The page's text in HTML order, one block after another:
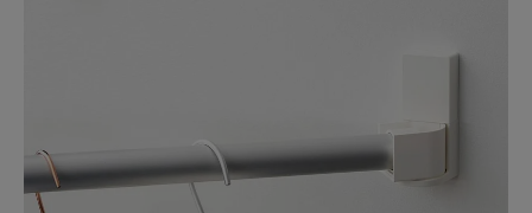
meeting_room ログイン person 会員登録